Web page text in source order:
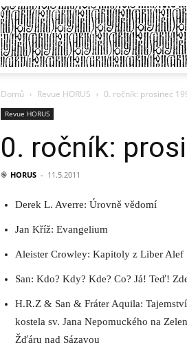
Domů Revue HORUS 0. ročník: prosinec
Revue HORUS
0. ročník:
֎ HORUS - 11.5.2011
Derek L. Averre: Úrovně vědomí
Jan Kříž: Evangelium
Aleister Crowley: Kapitoly z Liber Alef
San: Kdo? Kdy? Kde? Co? Já! Teď!
H.R.Z & San & Fráter Aquila:
kostela sv. Jana Nepomuckého na
Žďáru nad Sázavou